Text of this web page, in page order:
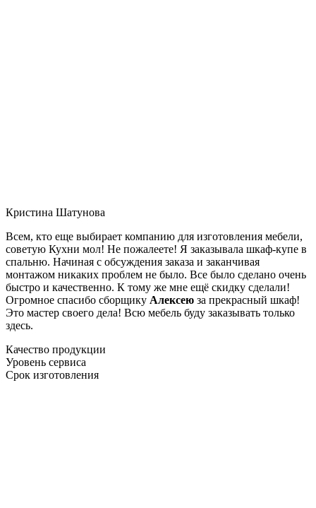
Кристина Шатунова
Всем, кто еще выбирает компанию для изготовления мебели,
советую Кухни мол! Не пожалеете! Я заказывала шкаф-купе в
спальню. Начиная с обсуждения заказа и заканчивая
монтажом никаких проблем не было. Все было сделано очень
быстро и качественно. К тому же мне ещё скидку сделали!
Огромное спасибо сборщику Алексею за прекрасный шкаф!
Это мастер своего дела! Всю мебель буду заказывать только
здесь.
Качество продукции
Уровень сервиса
Срок изготовления